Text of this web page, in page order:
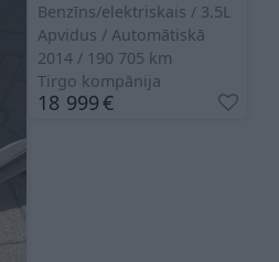
Benzīns/elektriskais
3.5L
Apvidus
Automātiskā
2014
190 705 km
Tirgo kompānija
18 999€